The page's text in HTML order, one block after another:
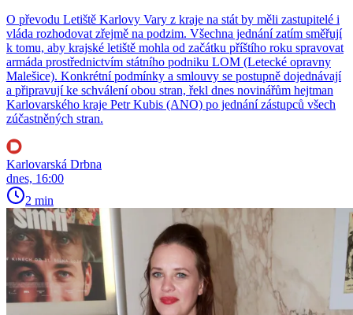
O převodu Letiště Karlovy Vary z kraje na stát by měli zastupitelé i
vláda rozhodovat zřejmě na podzim. Všechna jednání zatím směřují
k tomu, aby krajské letiště mohla od začátku příštího roku spravovat
armáda prostřednictvím státního podniku LOM (Letecké opravny
Malešice). Konkrétní podmínky a smlouvy se postupně dojednávají
a připravují ke schválení obou stran, řekl dnes novinářům hejtman
Karlovarského kraje Petr Kubis (ANO) po jednání zástupců všech
zúčastněných stran.
Karlovarská Drbna
dnes, 16:00
2 min